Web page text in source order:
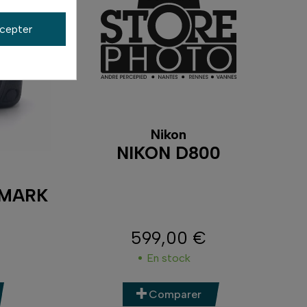
Nikon
NIKON D800
Prix
599,00 €
En stock
Comparer